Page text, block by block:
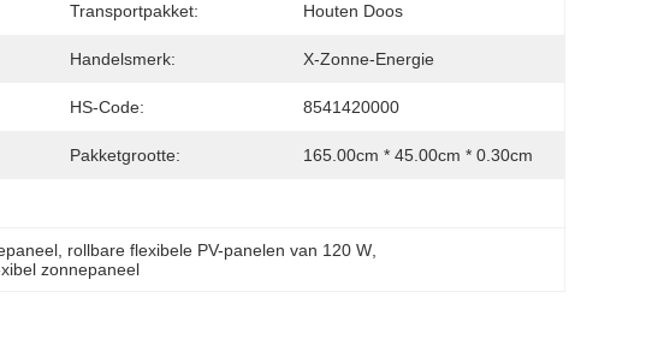
Transportpakket: Houten Doos
Handelsmerk: X-Zonne-Energie
HS-Code: 8541420000
Pakketgrootte: 165.00cm * 45.00cm * 0.30cm
rollbare flexibele PV-panelen van 120 W
zonnepaneel